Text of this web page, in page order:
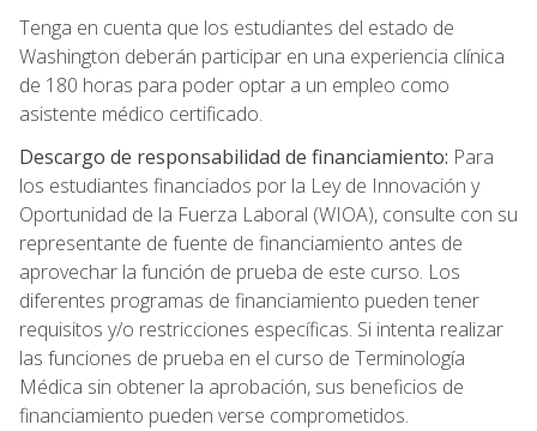
Tenga en cuenta que los estudiantes del estado de
Washington deberán participar en una experiencia clínica
de 180 horas para poder optar a un empleo como
asistente médico certificado.
Descargo de responsabilidad de financiamiento: Para
los estudiantes financiados por la Ley de Innovación y
Oportunidad de la Fuerza Laboral (WIOA), consulte con su
representante de fuente de financiamiento antes de
aprovechar la función de prueba de este curso. Los
diferentes programas de financiamiento pueden tener
requisitos y/o restricciones específicas. Si intenta realizar
las funciones de prueba en el curso de Terminología
Médica sin obtener la aprobación, sus beneficios de
financiamiento pueden verse comprometidos.